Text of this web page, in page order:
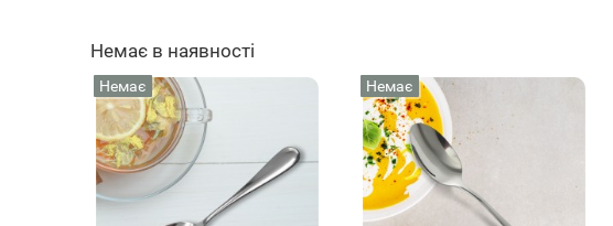
Немає в наявності
Немає Немає